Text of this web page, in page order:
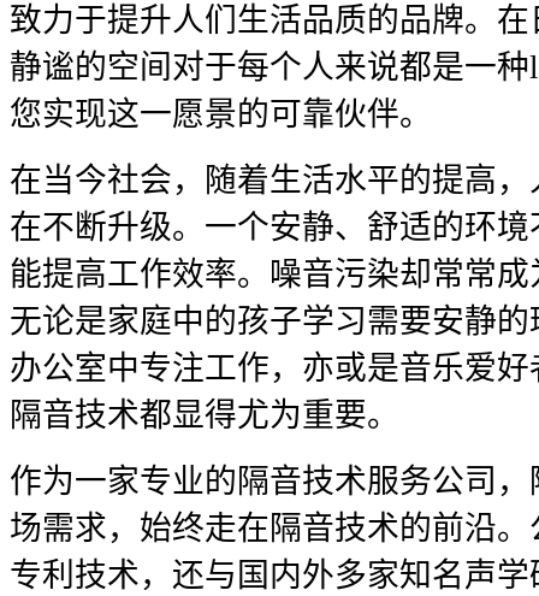
致力于提升人们生活品质的品牌。
静谧的空间对于每个人来说都是一
您实现这一愿景的可靠伙伴。
在当今社会，随着生活水平的提高
在不断升级。一个安静、舒适的环
能提高工作效率。噪音污染却常常
无论是家庭中的孩子学习需要安静
办公室中专注工作，亦或是音乐爱
隔音技术都显得尤为重要。
作为一家专业的隔音技术服务公司
场需求，始终走在隔音技术的前沿
专利技术，还与国内外多家知名声